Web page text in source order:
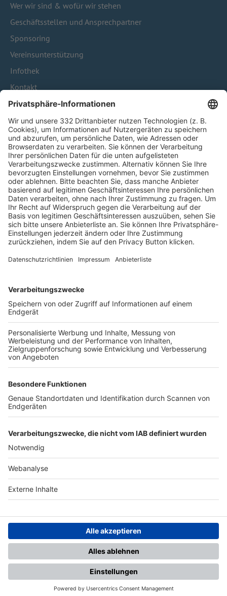
Wer wir sind & wofür wir stehen
Geschäftsstellen und Ansprechpartner
Sponsoring
Vereinsunterstützung
Infothek
Kontakt
HÄUFIG BESUCHTE SEITEN
Pässe und Vereinswechsel
Trainerausbildung
Schulungsangebot Vereinsmitarbeiter
BFV-Geschäftsstellen
Trainerbörse
Login SpielPlus
FOLGE DEM BFV
TOP-VEREINE
TOP-PARTNER
Nutzungsbedingungen Datenschutz Impressum